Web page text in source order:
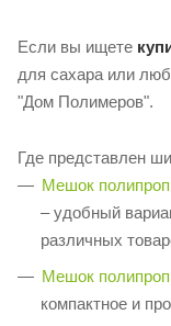
Если вы ищете
для сахара или
"Дом Полимеров".
Где представлен
Мешок
– удобный
различных
Мешок
компактное и